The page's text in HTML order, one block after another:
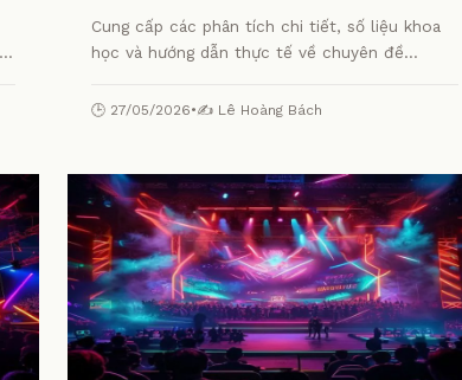
Cung cấp các phân tích chi tiết, số liệu khoa
học và hướng dẫn thực tế về chuyên đề
chuyên gia.
🕒 27/05/2026•✍️ Lê Hoàng Bách